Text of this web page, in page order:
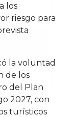
los
riesgo para
la voluntad
de los
del Plan
2027, con
turísticos